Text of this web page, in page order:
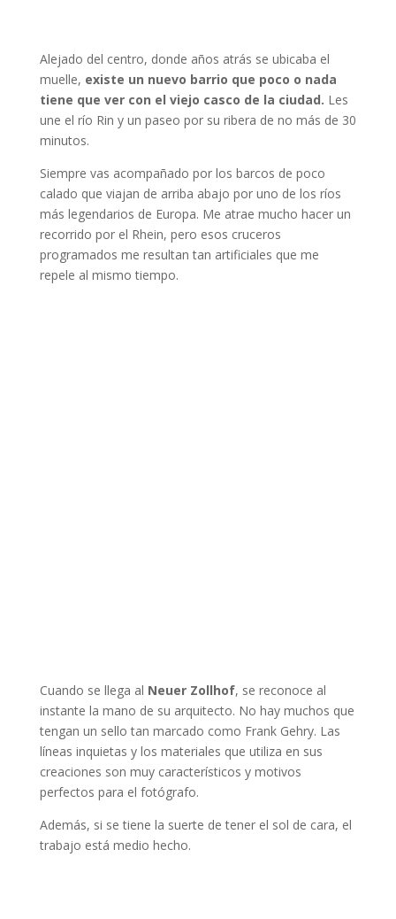
Alejado del centro, donde años atrás se ubicaba el
muelle, existe un nuevo barrio que poco o nada
tiene que ver con el viejo casco de la ciudad. Les
une el río Rin y un paseo por su ribera de no más de 30
minutos.
Siempre vas acompañado por los barcos de poco
calado que viajan de arriba abajo por uno de los ríos
más legendarios de Europa. Me atrae mucho hacer un
recorrido por el Rhein, pero esos cruceros
programados me resultan tan artificiales que me
repele al mismo tiempo.
Cuando se llega al Neuer Zollhof, se reconoce al
instante la mano de su arquitecto. No hay muchos que
tengan un sello tan marcado como Frank Gehry. Las
líneas inquietas y los materiales que utiliza en sus
creaciones son muy característicos y motivos
perfectos para el fotógrafo.
Además, si se tiene la suerte de tener el sol de cara, el
trabajo está medio hecho.